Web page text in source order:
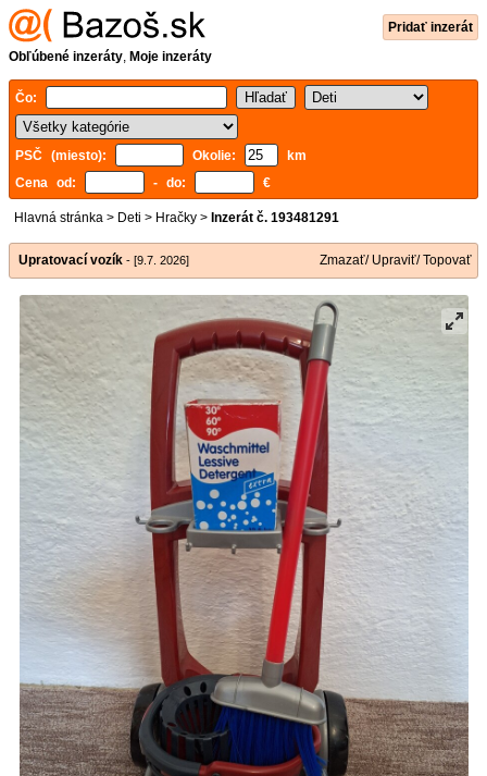
Pridať inzerát
Obľúbené inzeráty, Moje inzeráty
Čo:
PSČ (miesto): Okolie:
km
Cena od:
- do: €
Hlavná stránka > Deti > Hračky > Inzerát č. 193481291
Upratovací vozík - [9.7. 2026] Zmazať/ Upraviť/ Topovať